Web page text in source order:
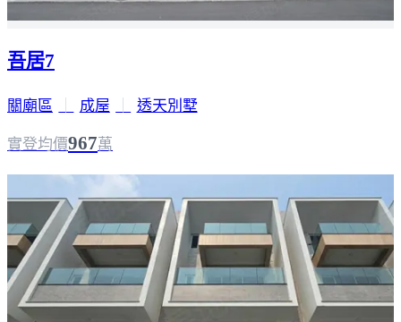
吾居7
關廟區 成屋 透天別墅
實登均價967萬